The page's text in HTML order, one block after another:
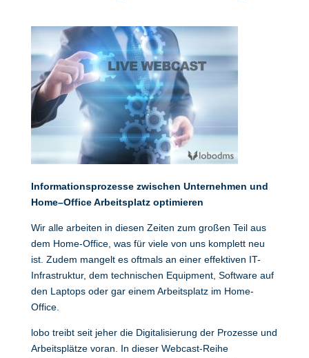
Informationsprozesse zwischen Unternehmen und
Home–Office Arbeitsplatz optimieren
Wir alle arbeiten in diesen Zeiten zum großen Teil aus
dem Home-Office, was für viele von uns komplett neu
ist. Zudem mangelt es oftmals an einer effektiven IT-
Infrastruktur, dem technischen Equipment, Software auf
den Laptops oder gar einem Arbeitsplatz im Home-
Office.
lobo treibt seit jeher die Digitalisierung der Prozesse und
Arbeitsplätze voran. In dieser Webcast-Reihe